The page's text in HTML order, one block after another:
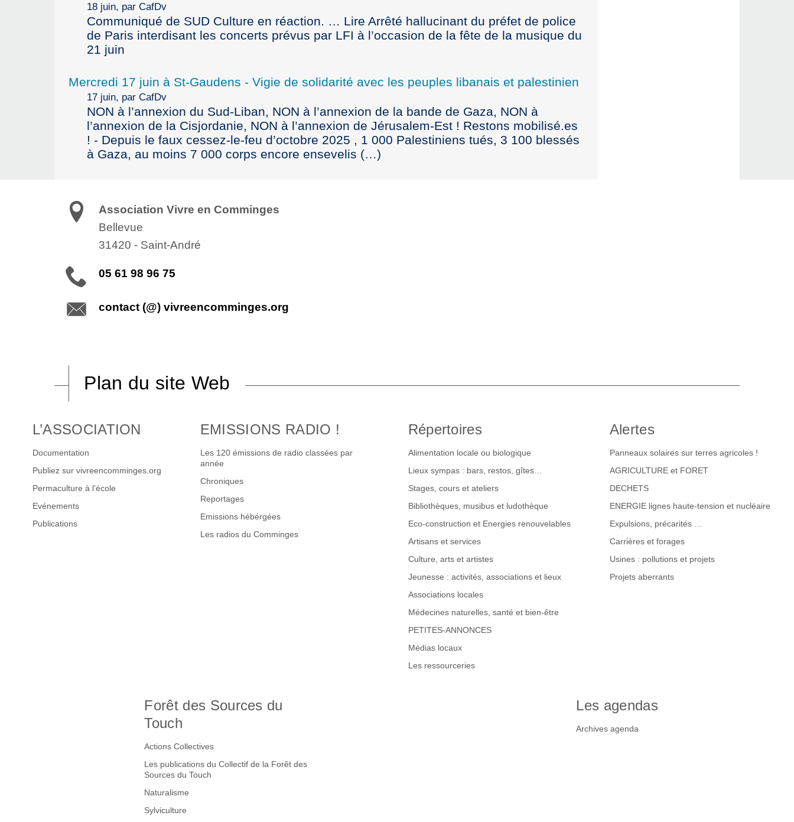
18 juin, par CafDv
Communiqué de SUD Culture en réaction. … Lire Arrêté hallucinant du préfet de police
de Paris interdisant les concerts prévus par LFI à l’occasion de la fête de la musique du
21 juin
Mercredi 17 juin à St-Gaudens - Vigie de solidarité avec les peuples libanais et palestinien
17 juin, par CafDv
NON à l’annexion du Sud-Liban, NON à l’annexion de la bande de Gaza, NON à
l’annexion de la Cisjordanie, NON à l’annexion de Jérusalem-Est ! Restons mobilisé.es
! - Depuis le faux cessez-le-feu d’octobre 2025 , 1 000 Palestiniens tués, 3 100 blessés
à Gaza, au moins 7 000 corps encore ensevelis (…)
Association Vivre en Comminges
Bellevue
31420 - Saint-André
05 61 98 96 75
contact (@) vivreencomminges.org
Plan du site Web
L’ASSOCIATION
Documentation
Publiez sur vivreencomminges.org
Permaculture à l’école
Evénements
Publications
EMISSIONS RADIO !
Les 120 émissions de radio classées par
année
Chroniques
Reportages
Emissions hébérgées
Les radios du Comminges
Répertoires
Alimentation locale ou biologique
Lieux sympas : bars, restos, gîtes…
Stages, cours et ateliers
Bibliothèques, musibus et ludothèque
Eco-construction et Energies renouvelables
Artisans et services
Culture, arts et artistes
Jeunesse : activités, associations et lieux
Associations locales
Médecines naturelles, santé et bien-être
PETITES-ANNONCES
Médias locaux
Les ressourceries
Alertes
Panneaux solaires sur terres agricoles !
AGRICULTURE et FORET
DECHETS
ENERGIE lignes haute-tension et nucléaire
Expulsions, précarités …
Carrières et forages
Usines : pollutions et projets
Projets aberrants
Forêt des Sources du
Touch
Actions Collectives
Les publications du Collectif de la Forêt des
Sources du Touch
Naturalisme
Sylviculture
Les agendas
Archives agenda